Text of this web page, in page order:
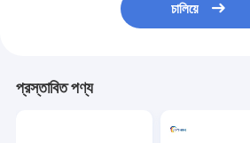
চালিয়ে
প্রস্তাবিত পণ্য